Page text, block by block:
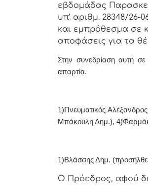
εβδoμάδας
υπ’ αριθμ. 28348/
και εμπρόθεσμα σε
απoφάσεις για τα
Στην συvεδρίαση αυτή
απαρτία.
1)Πνευματικός
Μπάκουλη Δημ.),
1)Βλάσσης Δημ. (προσήλθε
Ο Πρόεδρος, αφού